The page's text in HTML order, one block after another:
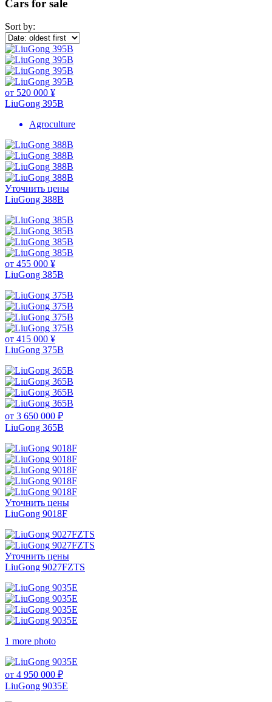
Cars for sale
Sort by:
от 520 000 ¥
LiuGong 395B
Agroculture
Уточнить цены
LiuGong 388В
от 455 000 ¥
LiuGong 385B
от 415 000 ¥
LiuGong 375B
от 3 650 000 ₽
LiuGong 365B
Уточнить цены
LiuGong 9018F
Уточнить цены
LiuGong 9027FZTS
1 more photo
от 4 950 000 ₽
LiuGong 9035E